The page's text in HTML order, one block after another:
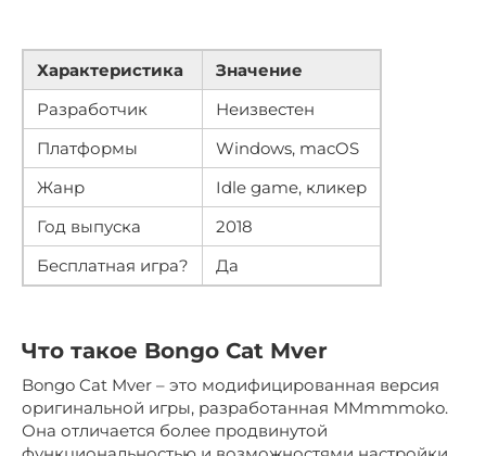
Характеристика
Значение
Разработчик
Неизвестен
Платформы
Windows, macOS
Жанр
Idle game, кликер
Год выпуска
2018
Бесплатная игра?
Да
Что такое Bongo Cat Mver
Bongo Cat Mver – это модифицированная версия
оригинальной игры, разработанная MMmmmoko.
Она отличается более продвинутой